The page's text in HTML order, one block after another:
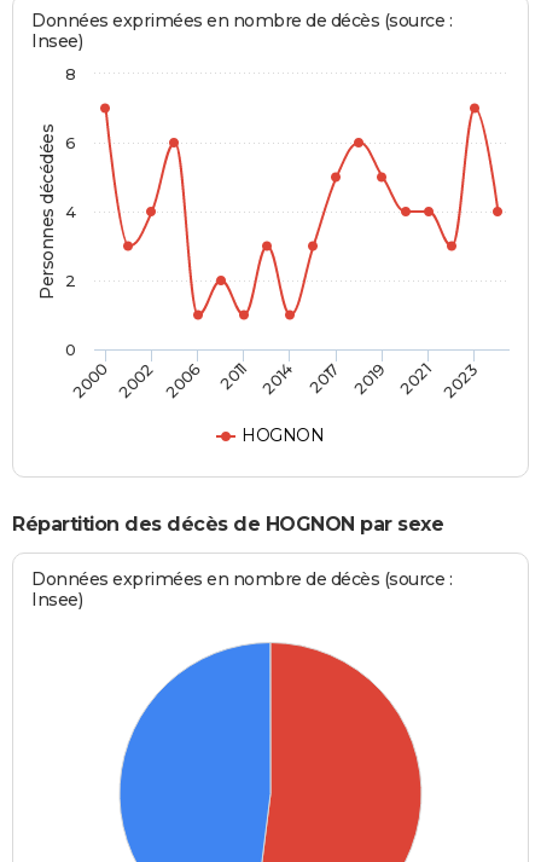
Personnes décédées
Données exprimées en nombre de décès (source :
Insee)
HOGNON
2000 2002 2006 2011 2014 2017 2019 2021 2023
0
2
4
6
8
Répartition des décès de HOGNON par sexe
Données exprimées en nombre de décès (source :
Insee)